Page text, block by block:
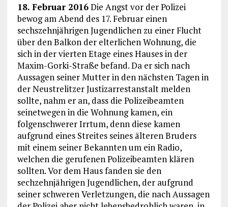
18. Februar 2016Die Angst vor der Polizei
bewog am Abend des 17. Februar einen
sechszehnjährigen Jugendlichen zu einer Flucht
über den Balkon der elterlichen Wohnung, die
sich in der vierten Etage eines Hauses in der
Maxim-Gorki-Straße befand. Da er sich nach
Aussagen seiner Mutter in den nächsten Tagen in
der Neustrelitzer Justizarrestanstalt melden
sollte, nahm er an, dass die Polizeibeamten
seinetwegen in die Wohnung kamen, ein
folgenschwerer Irrtum, denn diese kamen
aufgrund eines Streites seines älteren Bruders
mit einem seiner Bekannten um ein Radio,
welchen die gerufenen Polizeibeamten klären
sollten. Vor dem Haus fanden sie den
sechzehnjährigen Jugendlichen, der aufgrund
seiner schweren Verletzungen, die nach Aussagen